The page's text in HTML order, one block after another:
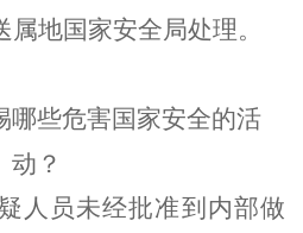
地国家安全局处理。
哪些危害国家安全的活
动？
人员未经批准到内部做